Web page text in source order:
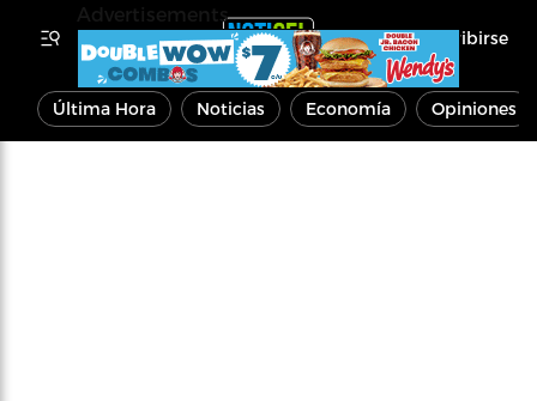
Inscribirse
Última Hora Noticias Economía Opiniones
Advertisements